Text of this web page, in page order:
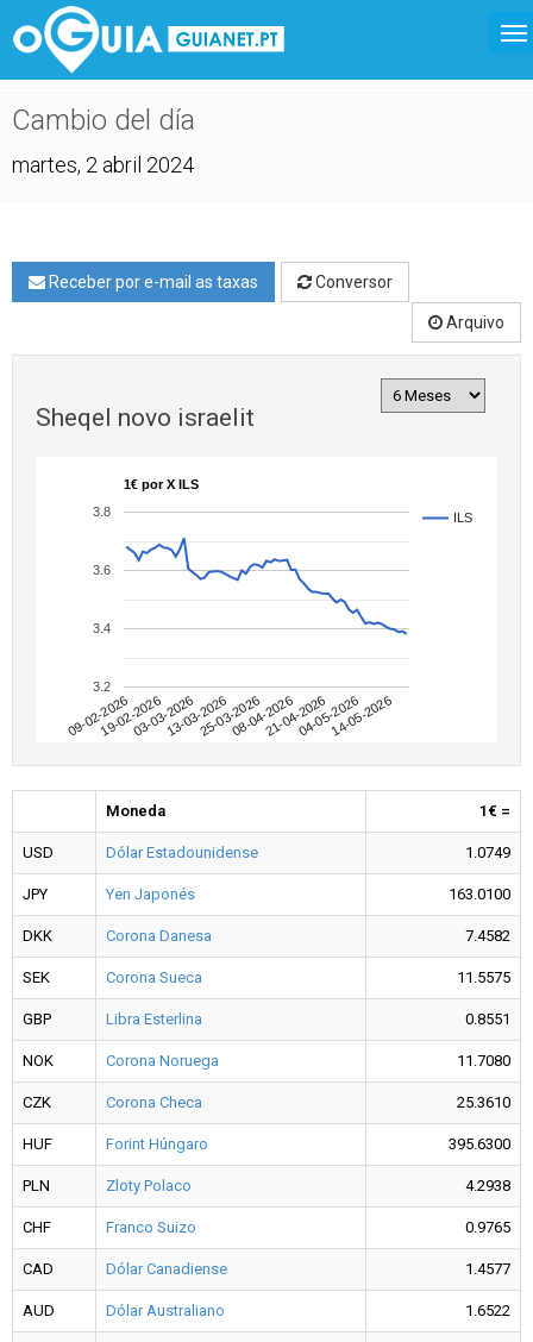
Cambio del día
martes, 2 abril 2024
Receber por e-mail as taxas Conversor
Arquivo
Sheqel novo israelit
1€ por X ILS
ILS
09-02-202619-02-202603-03-202613-03-202625-03-202608-04-202621-04-202604-05-202614-05-2026
3.2
3.4
3.6
3.8
Moneda 1€ =
USD Dólar Estadounidense 1.0749
JPY Yen Japonés 163.0100
DKK Corona Danesa 7.4582
SEK Corona Sueca 11.5575
GBP Libra Esterlina 0.8551
NOK Corona Noruega 11.7080
CZK Corona Checa 25.3610
HUF Forint Húngaro 395.6300
PLN Zloty Polaco 4.2938
CHF Franco Suizo 0.9765
CAD Dólar Canadiense 1.4577
AUD Dólar Australiano 1.6522